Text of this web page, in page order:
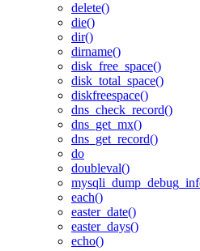
delete()
die()
dir()
dirname()
disk_free_space()
disk_total_space()
diskfreespace()
dns_check_record()
dns_get_mx()
dns_get_record()
do
doubleval()
each()
easter_date()
easter_days()
echo()